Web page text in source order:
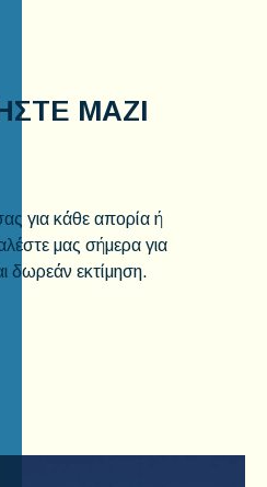
για κάθε απορία ή
μας σήμερα για
δωρεάν εκτίμηση.
ΜΑΖΙ